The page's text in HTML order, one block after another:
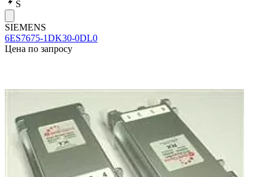
S
SIEMENS
6ES7675-1DK30-0DL0
Цена по запросу